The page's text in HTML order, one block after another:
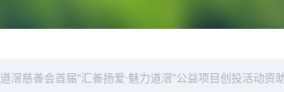
滘慈善会首届“汇善扬爱·魅力道滘”公益项目创投活动资